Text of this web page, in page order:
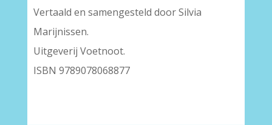
Vertaald en samengesteld door Silvia
Marijnissen.
Uitgeverij Voetnoot.
ISBN 9789078068877